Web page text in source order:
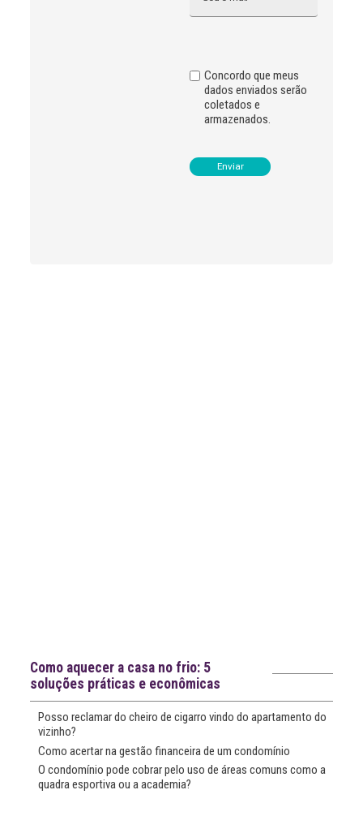
Concordo que meus
dados enviados serão
coletados e
armazenados.
Notícias recentes
Como aquecer a casa no frio: 5
soluções práticas e econômicas
Posso reclamar do cheiro de cigarro vindo do apartamento do
vizinho?
Como acertar na gestão financeira de um condomínio
O condomínio pode cobrar pelo uso de áreas comuns como a
quadra esportiva ou a academia?